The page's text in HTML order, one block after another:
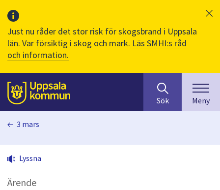
Just nu råder det stor risk för skogsbrand i Uppsala
län. Var försiktig i skog och mark. Läs SMHI:s råd
och information.
Till sidans
huvudinnehåll
efter
innehåll
på
Sök Meny
3 mars
Lyssna
Ärende